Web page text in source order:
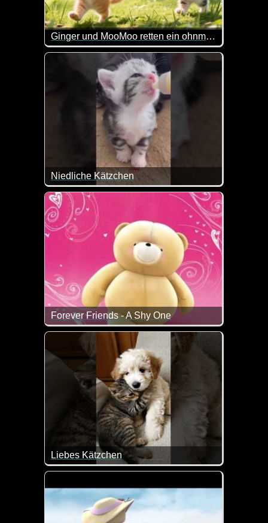
Ginger und MooMoo retten ein ohnmächtiges Eichhörnchen
Wenn diese Video nicht herzig gemacht ist. Die
Niedliche Kätzchen
Da geht einem doch mal wieder das Herz auf.
Forever Friends - A Shy One
Zum internationalen Tag des Kusses sendet dir
Liebes Kätzchen
Ist das nicht goldig wie das Kätzchen den Hund